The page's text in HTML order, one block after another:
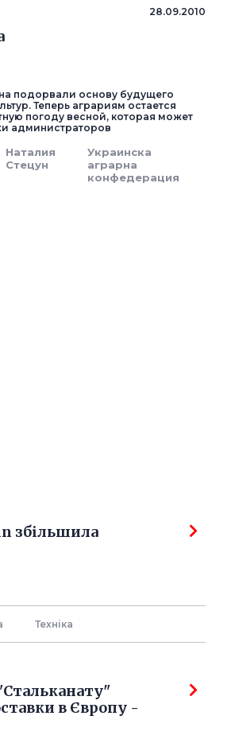
28.09.2010
подорвали основу будущего
Теперь аграриям остается
погоду весной, которая может
администраторов
Наталия
Стецун
Украинска
аграрна
конфедерация
збільшила
Технiка
в Європу -